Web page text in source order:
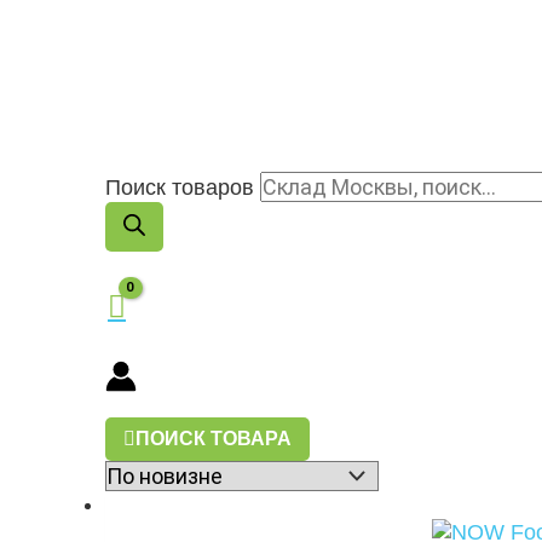
Поиск товаров
ПОИСК ТОВАРА